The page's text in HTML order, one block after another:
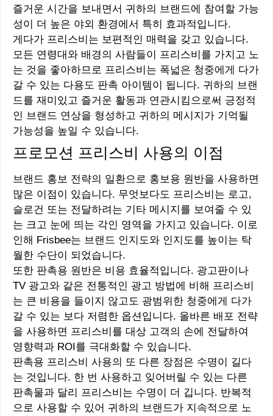
즐거운 시간을 보내면서 귀하의 브랜드에 참여할 가능
성이 더 높은 야외 환경에서 특히 효과적입니다.
게다가 프리스비는 보편적인 매력을 갖고 있습니다.
모든 연령대와 배경의 사람들이 프리스비를 가지고 노
는 것을 좋아하므로 프리스비는 폭넓은 청중에게 다가
갈 수 있는 다용도 판촉 아이템이 됩니다. 귀하의 브랜
드를 재미있고 즐거운 활동과 연관시킴으로써 긍정적
인 브랜드 연상을 형성하고 귀하의 메시지가 기억될
가능성을 높일 수 있습니다.
프로모션 프리스비 사용의 이점
브랜드 홍보 전략의 일환으로 홍보용 원반을 사용하면
많은 이점이 있습니다. 무엇보다도 프리스비는 로고,
슬로건 또는 전달하려는 기타 메시지를 보여줄 수 있
는 크고 눈에 띄는 각인 영역을 가지고 있습니다. 이로
인해 Frisbee는 브랜드 인지도와 인지도를 높이는 탁
월한 수단이 되었습니다.
또한 판촉용 원반은 비용 효율적입니다. 광고판이나
TV 광고와 같은 전통적인 광고 방법에 비해 프리스비
는 큰 비용을 들이지 않고도 광범위한 청중에게 다가
갈 수 있는 보다 저렴한 옵션입니다. 올바른 배포 전략
을 사용하면 프리스비를 대상 고객의 손에 전달하여
영향력과 ROI를 극대화할 수 있습니다.
판촉용 프리스비 사용의 또 다른 장점은 수명이 길다
는 것입니다. 한 번 사용하고 잊어버릴 수 있는 다른
판촉물과 달리 프리스비는 수명이 더 깁니다. 반복적
으로 사용할 수 있어 귀하의 브랜드가 지속적으로 노